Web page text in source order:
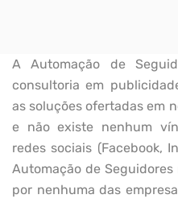
A Automação de
consultoria em
as soluções ofertadas em
e não existe nenhum
redes sociais (Facebook,
Automação de
por nenhuma das